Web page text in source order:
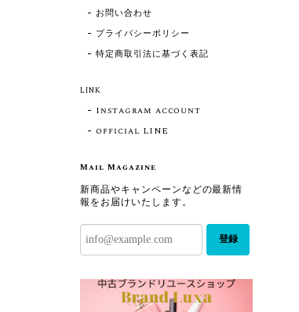
お問い合わせ
プライバシーポリシー
特定商取引法に基づく表記
LINK
Instagram account
official LINE
Mail Magazine
新商品やキャンペーンなどの最新情
報をお届けいたします。
登録